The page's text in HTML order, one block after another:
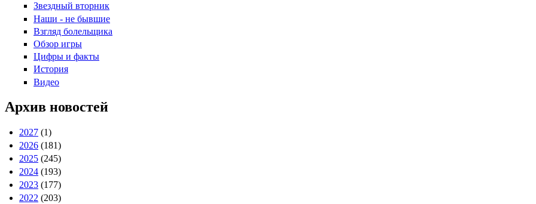
Звездный вторник
Наши - не бывшие
Взгляд болельщика
Обзор игры
Цифры и факты
История
Видео
Архив новостей
2027 (1)
2026 (181)
2025 (245)
2024 (193)
2023 (177)
2022 (203)